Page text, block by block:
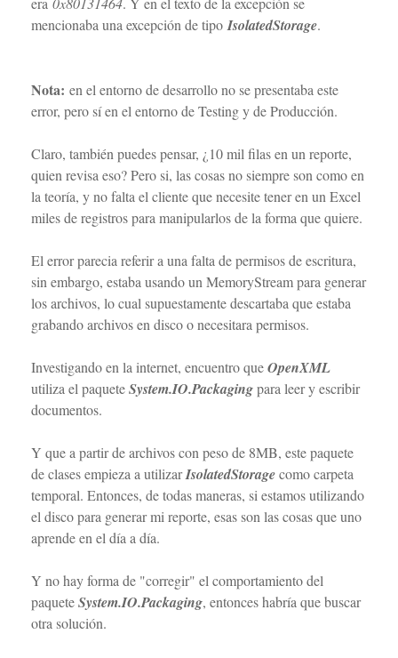
mencionaba una excepción de tipo IsolatedStorage.
Nota: en el entorno de desarrollo no se presentaba este
error, pero sí en el entorno de Testing y de Producción.
Claro, también puedes pensar, ¿10 mil filas en un reporte,
quien revisa eso? Pero si, las cosas no siempre son como en
la teoría, y no falta el cliente que necesite tener en un Excel
miles de registros para manipularlos de la forma que quiere.
El error parecia referir a una falta de permisos de escritura,
sin embargo, estaba usando un MemoryStream para generar
los archivos, lo cual supuestamente descartaba que estaba
grabando archivos en disco o necesitara permisos.
Investigando en la internet, encuentro queOpenXML
utiliza el paqueteSystem.IO.Packagingpara leer y escribir
documentos.
Y que a partir de archivos con peso de 8MB, este paquete
de clases empieza a utilizarIsolatedStoragecomo carpeta
temporal. Entonces, de todas maneras, si estamos utilizando
el disco para generar mi reporte, esas son las cosas que uno
aprende en el día a día.
Y no hay forma de "corregir" el comportamiento del
paqueteSystem.IO.Packaging, entonces habría que buscar
otra solución.